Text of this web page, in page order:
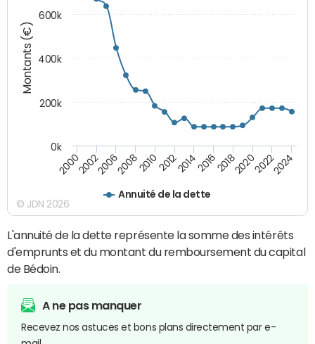
Montants (€)
Annuité de la dette
200020022006200820102012201420162018202020222024
0k
200k
400k
600k
© JDN 2026
L'annuité de la dette représente la somme des intérêts
d'emprunts et du montant du remboursement du capital
de Bédoin.
A ne pas manquer
Recevez nos astuces et bons plans directement par e-